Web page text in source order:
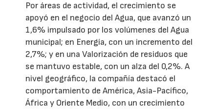
Por áreas de actividad, el crecimiento se
apoyó en el negocio del Agua, que avanzó un
1,6% impulsado por los volúmenes del Agua
municipal; en Energía, con un incremento del
2,7%; y en una Valorización de residuos que
se mantuvo estable, con un alza del 0,2%. A
nivel geográfico, la compañía destacó el
comportamiento de América, Asia-Pacífico,
África y Oriente Medio, con un crecimiento